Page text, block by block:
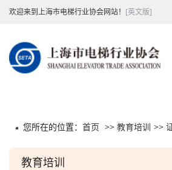
欢迎来到上海市电梯行业协会网站！ [英文版]
您所在的位置： 首页 >> 教育培训 >>
教育培训